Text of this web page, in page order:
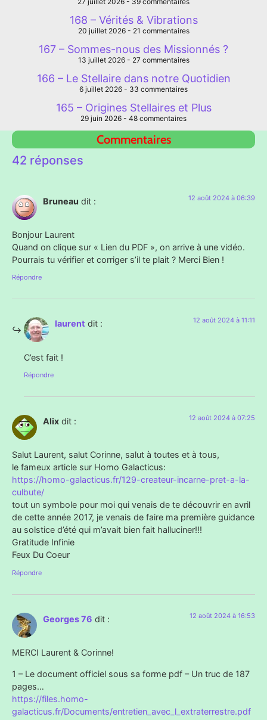
168 – Vérités & Vibrations
20 juillet 2026 21 commentaires
167 – Sommes-nous des Missionnés ?
13 juillet 2026 27 commentaires
166 – Le Stellaire dans notre Quotidien
6 juillet 2026 33 commentaires
165 – Origines Stellaires et Plus
29 juin 2026 48 commentaires
Commentaires
42 réponses
Bruneau dit : 12 août 2024 à 06:39
Bonjour Laurent
Quand on clique sur « Lien du PDF », on arrive à une vidéo.
Pourrais tu vérifier et corriger s’il te plait ? Merci Bien !
Répondre
laurent dit : 12 août 2024 à 11:11
C’est fait !
Répondre
Alix dit : 12 août 2024 à 07:25
Salut Laurent, salut Corinne, salut à toutes et à tous,
le fameux article sur Homo Galacticus:
https://homo-galacticus.fr/129-createur-incarne-pret-a-la-
culbute/
tout un symbole pour moi qui venais de te découvrir en avril
de cette année 2017, je venais de faire ma première guidance
au solstice d’été qui m’avait bien fait halluciner!!!
Gratitude Infinie
Feux Du Coeur
Répondre
Georges 76 dit : 12 août 2024 à 16:53
MERCI Laurent & Corinne!
1 – Le document officiel sous sa forme pdf – Un truc de 187
pages…
https://files.homo-
galacticus.fr/Documents/entretien_avec_l_extraterrestre.pdf